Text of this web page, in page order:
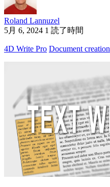
Roland Lannuzel
5月 6, 2024 1 読了時間
4D Write Pro Document creation